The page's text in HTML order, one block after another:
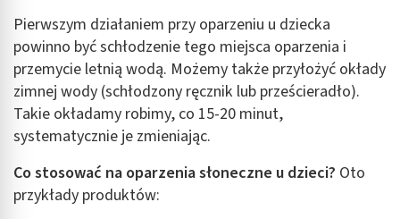
Pierwszym działaniem przy oparzeniu u dziecka
powinno być schłodzenie tego miejsca oparzenia i
przemycie letnią wodą. Możemy także przyłożyć okłady
zimnej wody (schłodzony ręcznik lub prześcieradło).
Takie okładamy robimy, co 15-20 minut,
systematycznie je zmieniając.
Co stosować na oparzenia słoneczne u dzieci? Oto
przykłady produktów: